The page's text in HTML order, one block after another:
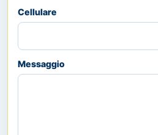
Cellulare
Messaggio